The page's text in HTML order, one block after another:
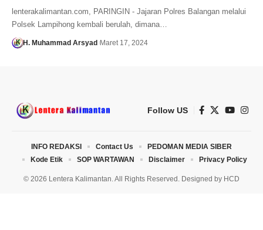
lenterakalimantan.com, PARINGIN - Jajaran Polres Balangan melalui
Polsek Lampihong kembali berulah, dimana…
H. Muhammad Arsyad Maret 17, 2024
Follow US
© 2026 Lentera Kalimantan. All Rights Reserved. Designed by HCD
INFO REDAKSI Contact Us
PEDOMAN MEDIA SIBER
Kode Etik
SOP WARTAWAN Disclaimer Privacy Policy